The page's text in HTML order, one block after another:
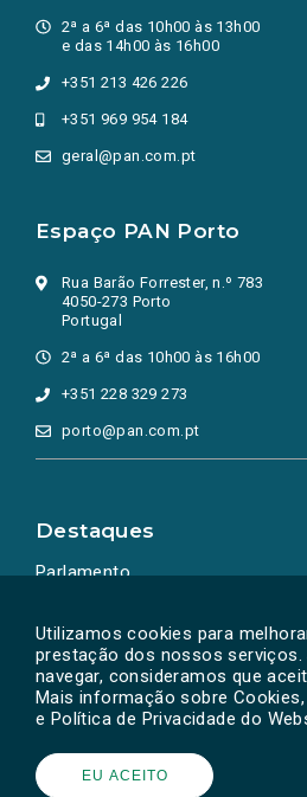
Utilizamos cookies para
prestação dos nossos serviços.
navegar, consideramos que
Mais informação sobre
e Política de Privacidade do
EU ACEITO
2ª a 6ª das 10h00 às 13h00
e das 14h00 às 16h00
+351 213 426 226
+351 969 954 184
geral@pan.com.pt
Espaço PAN Porto
Rua Barão Forrester, n.º 783
4050-273 Porto
Portugal
2ª a 6ª das 10h00 às 16h00
+351 228 329 273
porto@pan.com.pt
Destaques
Parlamento
Powered by © PAN 2026